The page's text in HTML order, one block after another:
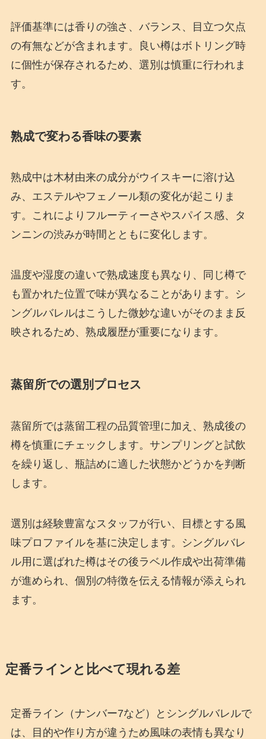
評価基準には香りの強さ、バランス、目立つ欠点
の有無などが含まれます。良い樽はボトリング時
に個性が保存されるため、選別は慎重に行われま
す。
熟成で変わる香味の要素
熟成中は木材由来の成分がウイスキーに溶け込
み、エステルやフェノール類の変化が起こりま
す。これによりフルーティーさやスパイス感、タ
ンニンの渋みが時間とともに変化します。
温度や湿度の違いで熟成速度も異なり、同じ樽で
も置かれた位置で味が異なることがあります。シ
ングルバレルはこうした微妙な違いがそのまま反
映されるため、熟成履歴が重要になります。
蒸留所での選別プロセス
蒸留所では蒸留工程の品質管理に加え、熟成後の
樽を慎重にチェックします。サンプリングと試飲
を繰り返し、瓶詰めに適した状態かどうかを判断
します。
選別は経験豊富なスタッフが行い、目標とする風
味プロファイルを基に決定します。シングルバレ
ル用に選ばれた樽はその後ラベル作成や出荷準備
が進められ、個別の特徴を伝える情報が添えられ
ます。
定番ラインと比べて現れる差
定番ライン（ナンバー7など）とシングルバレルで
は、目的や作り方が違うため風味の表情も異なり